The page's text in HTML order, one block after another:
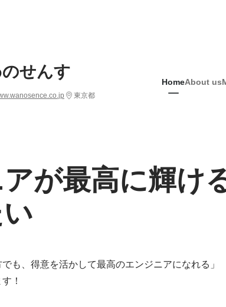
せんす
東京都
HomeAbout us
が最高に輝け
も、得意を活かして最高のエンジニアになれる」
！